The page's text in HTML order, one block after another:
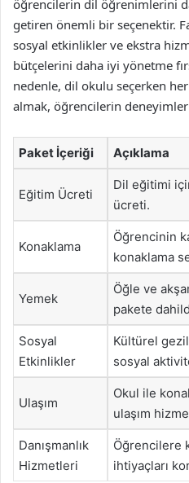
öğrencilerin dil öğrenimlerini
getiren önemli bir seçenektir.
sosyal etkinlikler ve ekstra
bütçelerini daha iyi yönetme
nedenle, dil okulu seçerken
almak, öğrencilerin
Paket İçeriği Açıklama
Eğitim Ücreti
Dil eğitimi
ücreti.
Konaklama
Öğrencinin
konaklama
Yemek
Öğle ve
pakete
Sosyal
Etkinlikler
Kültürel
sosyal
Ulaşım
Okul ile
ulaşım
Danışmanlık
Hizmetleri
Öğrencilere
ihtiyaçları